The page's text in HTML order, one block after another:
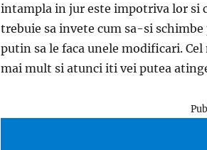
intampla in jur este impotriva lor si
trebuie sa invete cum sa-si
putin sa le faca unele modificari.
mai mult si atunci iti vei putea